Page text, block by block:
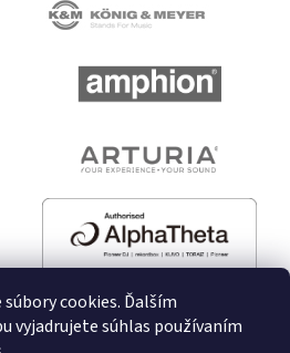
cookies. Ďalším
vyjadrujete súhlas používaním